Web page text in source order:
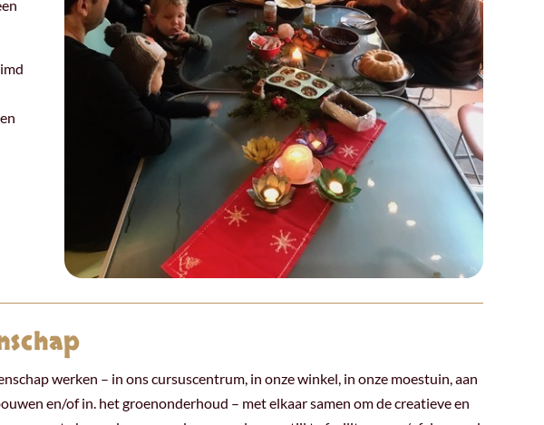
werken – in ons cursuscentrum, in onze winkel, in onze moestuin, aan
en/of in. het groenonderhoud – met elkaar samen om de creatieve en